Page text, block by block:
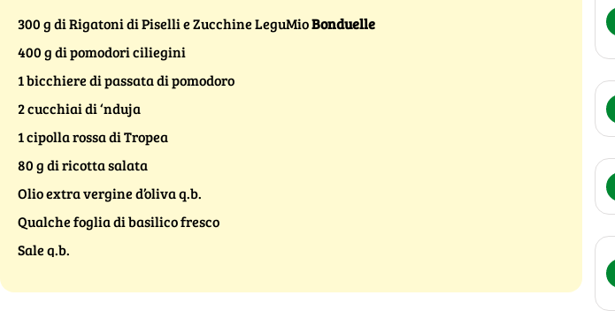
300 g di Rigatoni di Piselli e Zucchine LeguMioBonduelle
400 g di pomodori ciliegini
1 bicchiere di passata di pomodoro
2 cucchiai di ‘nduja
1 cipolla rossa di Tropea
80 g di ricotta salata
Olio extra vergine d’oliva q.b.
Qualche foglia di basilico fresco
Sale q.b.